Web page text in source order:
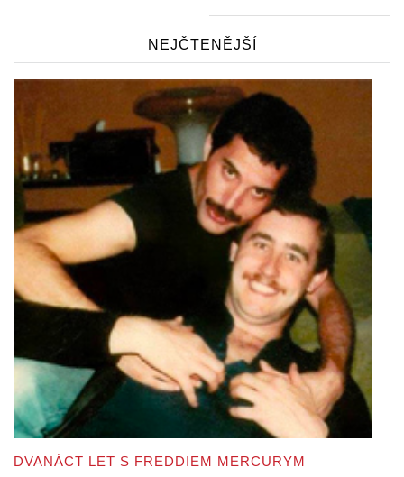
NEJČTENĚJŠÍ
DVANÁCT LET S FREDDIEM MERCURYM